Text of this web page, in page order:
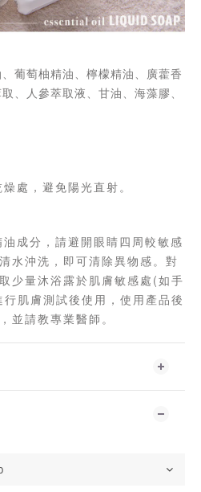
葡萄柚精油、檸檬精油、廣藿香
、人參萃取液、甘油、海藻膠、
處，避免陽光直射。
成分，請避開眼睛四周較敏感
水沖洗，即可清除異物感。對
少量沐浴露於肌膚敏感處(如手
肌膚測試後使用，使用產品後
並請教專業醫師。